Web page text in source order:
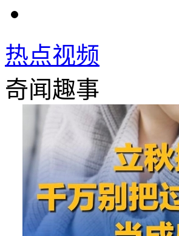
热点视频
奇闻趣事